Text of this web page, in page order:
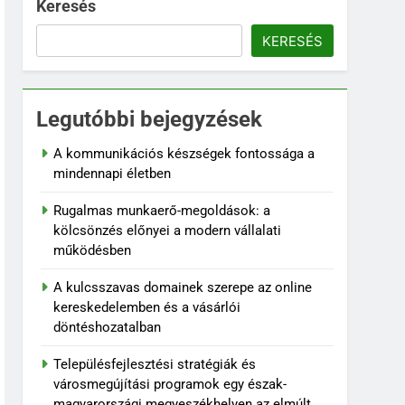
Keresés
KERESÉS
Legutóbbi bejegyzések
A kommunikációs készségek fontossága a
mindennapi életben
Rugalmas munkaerő-megoldások: a
kölcsönzés előnyei a modern vállalati
működésben
A kulcsszavas domainek szerepe az online
kereskedelemben és a vásárlói
döntéshozatalban
Településfejlesztési stratégiák és
városmegújítási programok egy észak-